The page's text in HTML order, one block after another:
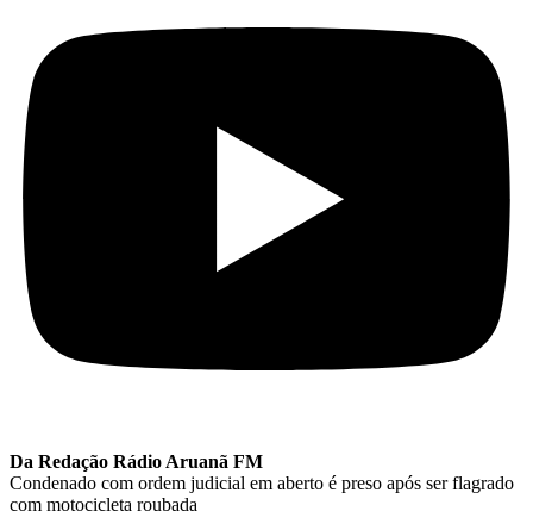
Da Redação Rádio Aruanã FM
Condenado com ordem judicial em aberto é preso após ser flagrado
com motocicleta roubada